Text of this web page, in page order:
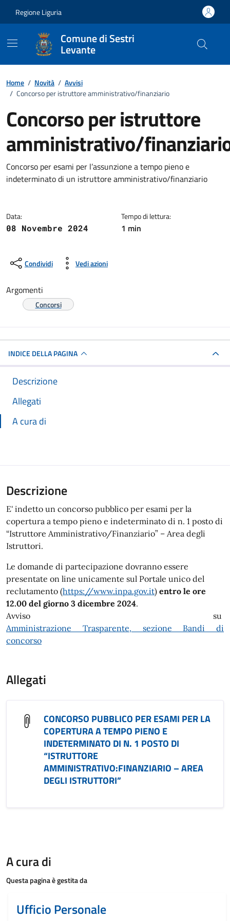
Regione Liguria
Comune di Sestri
Levante
Home / Novità / Avvisi
/ Concorso per istruttore amministrativo/finanziario
Concorso per istruttore
amministrativo/
Dettagli della notizia
Concorso per esami per l’assunzione a tempo pieno e
indeterminato di un istruttore amministrativo/finanziario
Data:
08 Novembre 2024
Tempo di lettura:
1 min
Condividi Vedi azioni
Argomenti
Concorsi
INDICE DELLA PAGINA
Descrizione
Allegati
A cura di
Descrizione
E' indetto un concorso pubblico per esami per la
copertura a tempo pieno e indeterminato di n. 1 posto di
“Istruttore Amministrativo/Finanziario” – Area degli
Istruttori.
Le domande di partecipazione dovranno essere
presentate on line unicamente sul Portale unico del
reclutamento (https://www.inpa.gov.it) entro le ore
12.00 del giorno 3 dicembre 2024.
Avviso su
Amministrazione Trasparente, sezione Bandi di
concorso
Allegati
CONCORSO PUBBLICO PER ESAMI PER LA
COPERTURA A TEMPO PIENO E
INDETERMINATO DI N. 1 POSTO DI
“ISTRUTTORE
AMMINISTRATIVO:FINANZIARIO – AREA
DEGLI ISTRUTTORI”
A cura di
Questa pagina è gestita da
Ufficio Personale